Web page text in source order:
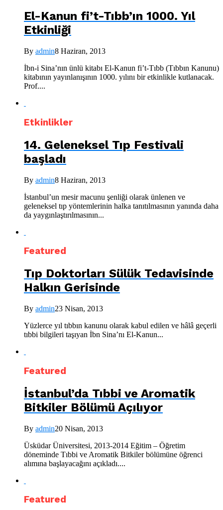
El-Kanun fi’t-Tıbb’ın 1000. Yıl
Etkinliği
By admin8 Haziran, 2013
İbn-i Sina’nın ünlü kitabı El-Kanun fi’t-Tıbb (Tıbbın Kanunu)
kitabının yayınlanışının 1000. yılını bir etkinlikle kutlanacak.
Prof....
Etkinlikler
14. Geleneksel Tıp Festivali
başladı
By admin8 Haziran, 2013
İstanbul’un mesir macunu şenliği olarak ünlenen ve
geleneksel tıp yöntemlerinin halka tanıtılmasının yanında daha
da yaygınlaştırılmasının...
Featured
Tıp Doktorları Sülük Tedavisinde
Halkın Gerisinde
By admin23 Nisan, 2013
Yüzlerce yıl tıbbın kanunu olarak kabul edilen ve hâlâ geçerli
tıbbi bilgileri taşıyan İbn Sina’nı El-Kanun...
Featured
İstanbul’da Tıbbi ve Aromatik
Bitkiler Bölümü Açılıyor
By admin20 Nisan, 2013
Üsküdar Üniversitesi, 2013-2014 Eğitim – Öğretim
döneminde Tıbbi ve Aromatik Bitkiler bölümüne öğrenci
alımına başlayacağını açıkladı....
Featured